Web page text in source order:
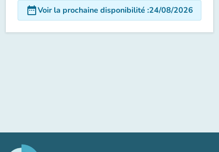
date_rangeVoir la prochaine disponibilité :24/08/2026